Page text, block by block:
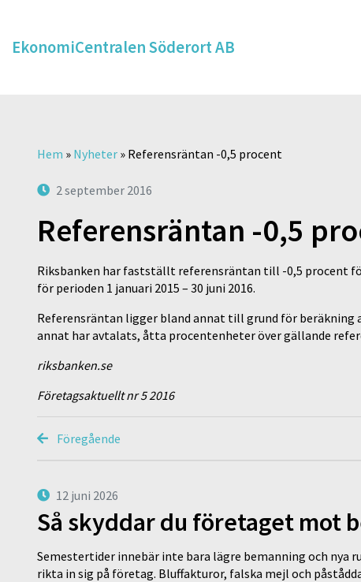
EkonomiCentralen Söderort AB
Hem » Nyheter » Referensräntan -0,5 procent
2 september 2016
Referensräntan -0,5
Riksbanken har fastställt referensräntan till -0,5 procent
för perioden 1 januari 2015 – 30 juni 2016.
Referensräntan ligger bland annat till grund för
annat har avtalats, åtta procentenheter över gällande
riksbanken.se
Företagsaktuellt nr 5 2016
Föregående
12 juni 2026
Så skyddar du företaget mot
Semestertider innebär inte bara lägre bemanning och nya
rikta in sig på företag. Bluffakturor, falska mejl och